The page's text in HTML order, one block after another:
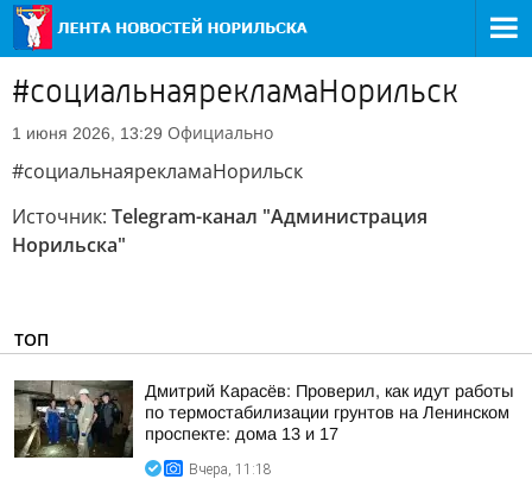
#социальнаярекламаНорильск
1 июня 2026, 13:29 Официально
#социальнаярекламаНорильск
Источник: Telegram-канал "Администрация
Норильска"
ТОП
Дмитрий Карасёв: Проверил, как идут работы
по термостабилизации грунтов на Ленинском
проспекте: дома 13 и 17
Вчера, 11:18